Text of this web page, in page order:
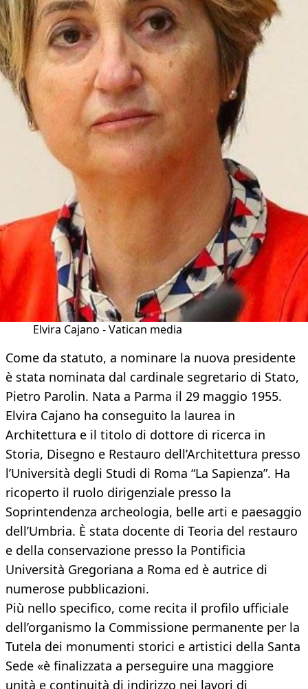
Elvira Cajano - Vatican media
Come da statuto, a nominare la nuova presidente
è stata nominata dal cardinale segretario di Stato,
Pietro Parolin. Nata a Parma il 29 maggio 1955.
Elvira Cajano ha conseguito la laurea in
Architettura e il titolo di dottore di ricerca in
Storia, Disegno e Restauro dell’Architettura presso
l’Università degli Studi di Roma “La Sapienza”. Ha
ricoperto il ruolo dirigenziale presso la
Soprintendenza archeologia, belle arti e paesaggio
dell’Umbria. È stata docente di Teoria del restauro
e della conservazione presso la Pontificia
Università Gregoriana a Roma ed è autrice di
numerose pubblicazioni.
Più nello specifico, come recita il profilo ufficiale
dell’organismo la Commissione permanente per la
Tutela dei monumenti storici e artistici della Santa
Sede «è finalizzata a perseguire una maggiore
unità e continuità di indirizzo nei lavori di